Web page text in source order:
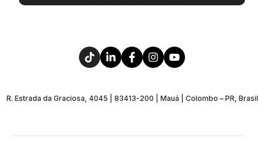
R. Estrada da Graciosa, 4045 | 83413-200 | Mauá | Colombo – PR, Brasil